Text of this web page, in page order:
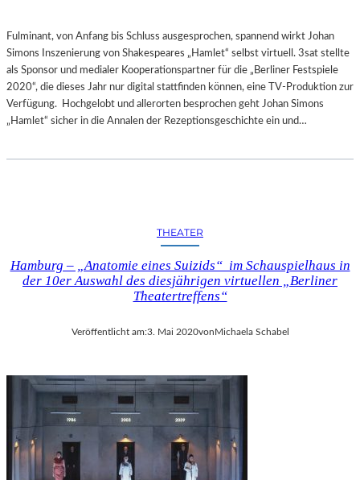
Fulminant, von Anfang bis Schluss ausgesprochen, spannend wirkt Johan
Simons Inszenierung von Shakespeares „Hamlet“ selbst virtuell. 3sat stellte
als Sponsor und medialer Kooperationspartner für die „Berliner Festspiele
2020“, die dieses Jahr nur digital stattfinden können, eine TV-Produktion zur
Verfügung. Hochgelobt und allerorten besprochen geht Johan Simons
„Hamlet“ sicher in die Annalen der Rezeptionsgeschichte ein und…
THEATER
Hamburg – „Anatomie eines Suizids“ im Schauspielhaus in
der 10er Auswahl des diesjährigen virtuellen „Berliner
Theatertreffens“
Veröffentlicht am:3. Mai 2020vonMichaela Schabel